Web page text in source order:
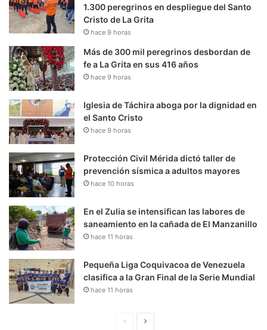
1.300 peregrinos en despliegue del Santo
Cristo de La Grita
hace 9 horas
Más de 300 mil peregrinos desbordan de
fe a La Grita en sus 416 años
hace 9 horas
Iglesia de Táchira aboga por la dignidad en
el Santo Cristo
hace 9 horas
Protección Civil Mérida dictó taller de
prevención sísmica a adultos mayores
hace 10 horas
En el Zulia se intensifican las labores de
saneamiento en la cañada de El Manzanillo
hace 11 horas
Pequeña Liga Coquivacoa de Venezuela
clasifica a la Gran Final de la Serie Mundial
hace 11 horas